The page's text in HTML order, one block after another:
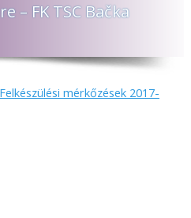
– FK TSC Bačka
Felkészülési mérkőzések 2017-